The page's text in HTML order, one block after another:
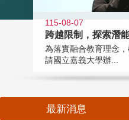
115-08-07
跨越限制，探索潛
為落實融合教育理念
請國立嘉義大學辦...
最新消息